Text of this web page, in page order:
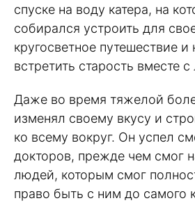
спуске на воду катера, на
собирался устроить для
кругосветное путешествие и
встретить старость вместе
Даже во время тяжелой
изменял своему вкусу и
ко всему вокруг. Он успел
докторов, прежде чем смог
людей, которым смог
право быть с ним до самого